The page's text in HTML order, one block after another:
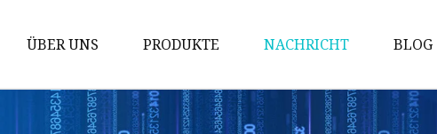
ÜBER UNS PRODUKTE
Prüfung der Maschine
NACHRICHT BLOG